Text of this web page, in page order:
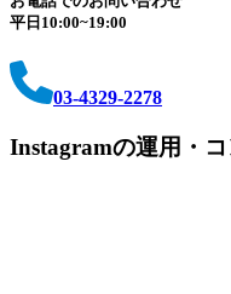
平日10:00~19:00
03-4329-2278
Instagramの運用・